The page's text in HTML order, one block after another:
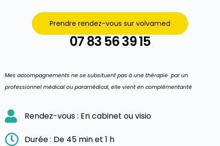
Prendre rendez-vous sur volvamed
07 83 56 39 15
Mes accompagnements ne se subsituent pas à une thérapie par un
professionnel médical ou paramédical, elle vient en complémentarité
Rendez-vous : En cabinet ou visio
Durée : De 45 min et 1 h